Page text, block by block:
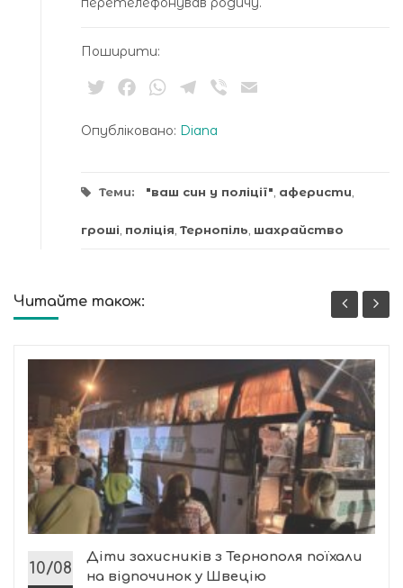
Поширити:
TwitterFacebookWhatsApp
Telegram
Viber
Опубліковано: Diana
Теми: "ваш син у поліції" аферисти
гроші поліція Тернопіль шахрайство
Читайте також:
10/08
Діти захисників з Тернополя поїхали
на відпочинок у Швецію